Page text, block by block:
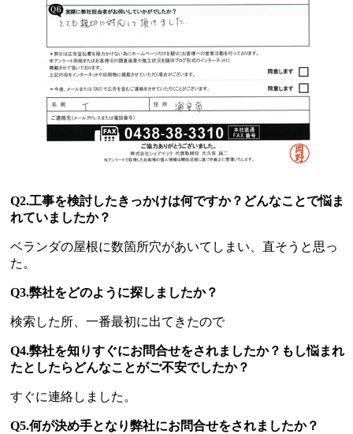
Q2.工事を検討したきっかけは何ですか？どんなことで悩ま
れていましたか？
ベランダの屋根に数箇所穴があいてしまい、直そうと思っ
た。
Q3.弊社をどのように探しましたか？
検索した所、一番最初に出てきたので
Q4.弊社を知りすぐにお問合せをされましたか？もし悩まれ
たとしたらどんなことがご不安でしたか？
すぐに連絡しました。
Q5.何が決め手となり弊社にお問合せをされましたか？